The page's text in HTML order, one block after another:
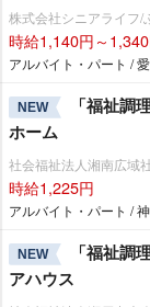
株式会社シニアライフ/
時給1,140円～
アルバイト・パート /
NEW
「福祉調
ホーム
社会福祉法人湘南広域
時給1,225円
アルバイト・パート /
NEW
「福祉調
アハウス